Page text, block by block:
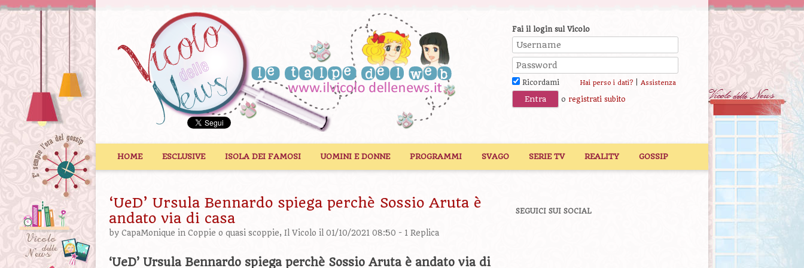
Fai il login sul Vicolo
Ricordami Hai perso i dati?| Assistenza
o registrati subito
HOME ESCLUSIVE ISOLA DEI FAMOSI UOMINI E DONNE PROGRAMMI SVAGO SERIE TV REALITY GOSSIP
‘UeD’ Ursula Bennardo spiega perchè Sossio Aruta è
andato via di casa
by CapaMonique in Coppie o quasi scoppie, Il Vicolo il 01/10/2021 08:50 - 1 Replica
‘UeD’ Ursula Bennardo spiega perchè Sossio Aruta è andato via di
SEGUICI SUI SOCIAL